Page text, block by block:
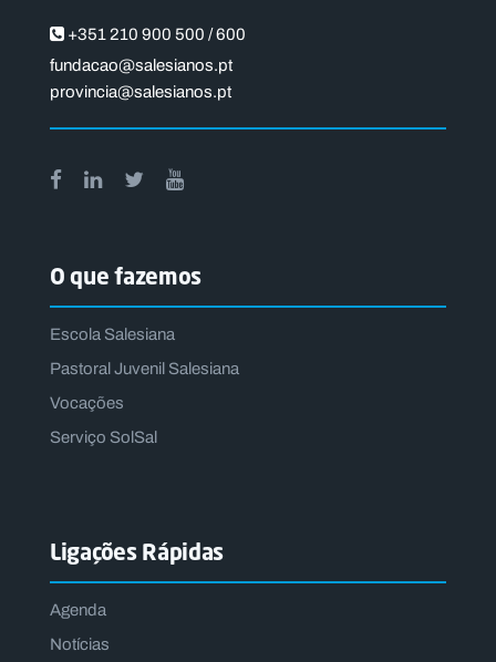
+351 210 900 500 / 600
fundacao@salesianos.pt
provincia@salesianos.pt
O que fazemos
Escola Salesiana
Pastoral Juvenil Salesiana
Vocações
Serviço SolSal
Ligações Rápidas
Agenda
Notícias